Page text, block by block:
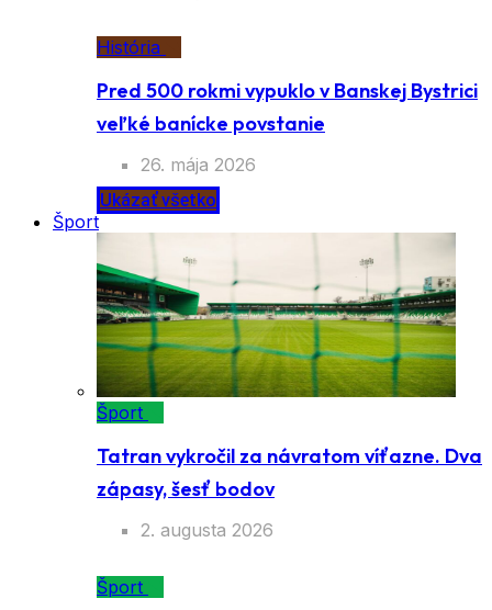
História
Pred 500 rokmi vypuklo v Banskej Bystrici
veľké banícke povstanie
26. mája 2026
Ukázať všetko
Šport
Šport
Tatran vykročil za návratom víťazne. Dva
zápasy, šesť bodov
2. augusta 2026
Šport